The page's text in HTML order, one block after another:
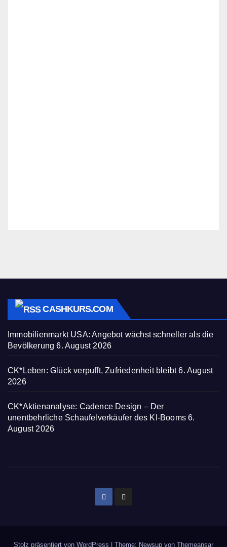
CASHKURS.COM
Immobilienmarkt USA: Angebot wächst schneller als die
Bevölkerung 6. August 2026
CK*Leben: Glück verpufft, Zufriedenheit bleibt 6. August
2026
CK*Aktienanalyse: Cadence Design – Der
unentbehrliche Schaufelverkäufer des KI-Booms 6.
August 2026
Stolz präsentiert von WordPress | Theme: Newsup von Themeansar